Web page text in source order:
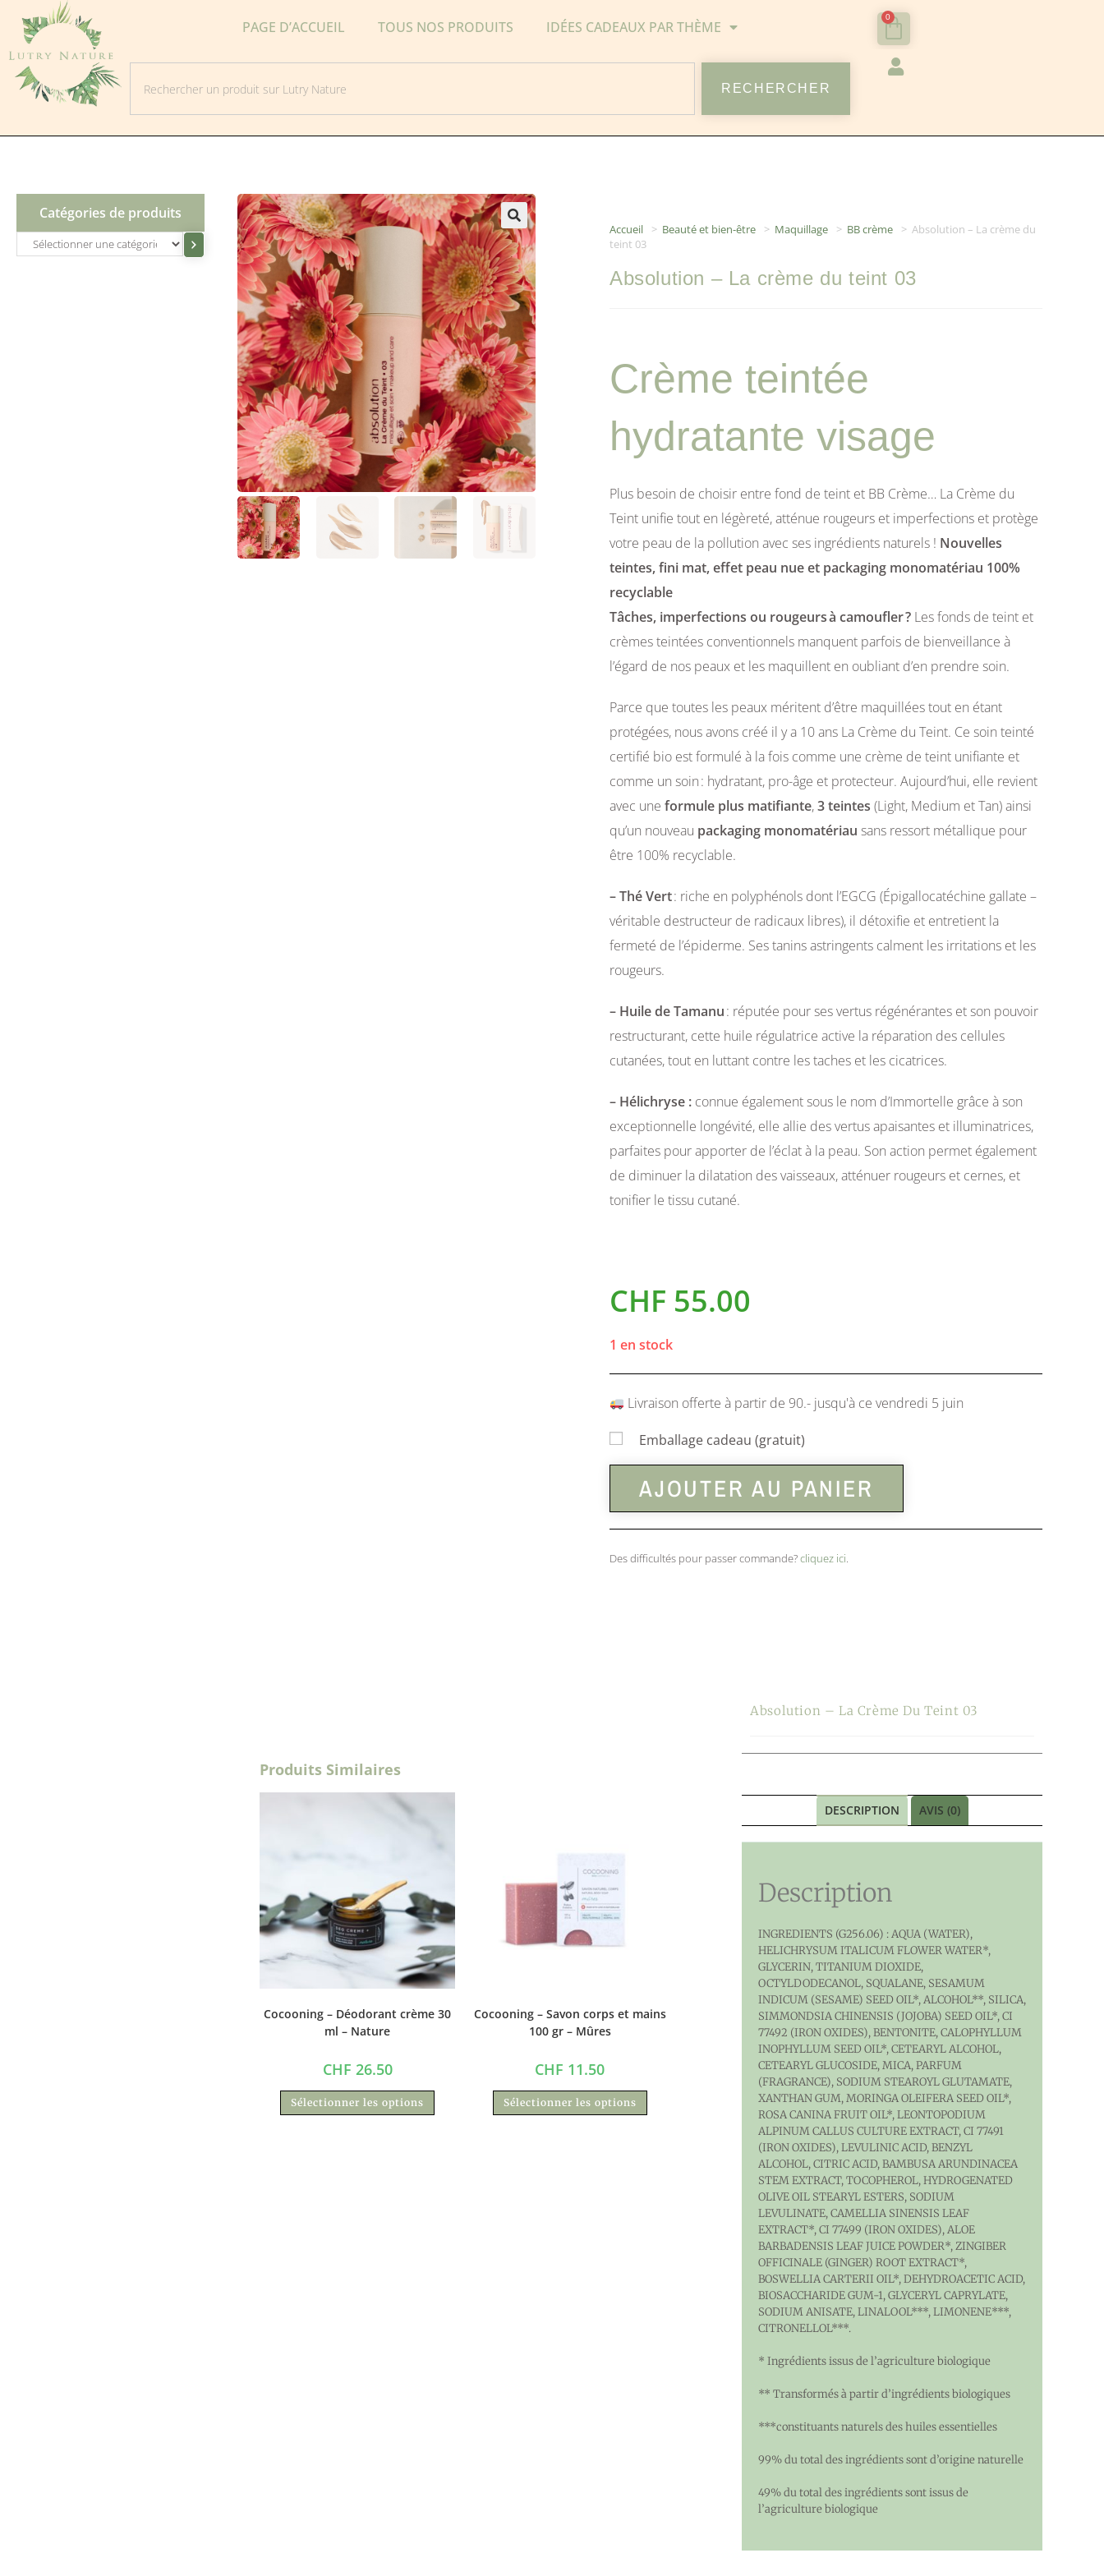
PAGE D’ACCUEIL TOUS NOS PRODUITS IDÉES CADEAUX PAR THÈME
RECHERCHER
0
Catégories de produits
Accueil > Beauté et bien-être > Maquillage > BB crème > Absolution – La crème du
teint 03
Absolution – La crème du teint 03
Crème teintée
hydratante visage
Plus besoin de choisir entre fond de teint et BB Crème… La Crème du
Teint unifie tout en légèreté, atténue rougeurs et imperfections et protège
votre peau de la pollution avec ses ingrédients naturels ! Nouvelles
teintes, fini mat, effet peau nue et packaging monomatériau 100%
recyclable
Tâches, imperfections ou rougeurs à camoufler ?Les fonds de teint et
crèmes teintées conventionnels manquent parfois de bienveillance à
l’égard de nos peaux et les maquillent en oubliant d’en prendre soin.
Parce que toutes les peaux méritent d’être maquillées tout en étant
protégées, nous avons créé il y a 10 ans La Crème du Teint. Ce soin teinté
certifié bio est formulé à la fois comme une crème de teint unifiante et
comme un soin : hydratant, pro-âge et protecteur. Aujourd’hui, elle revient
avec une formule plus matifiante,3 teintes (Light, Medium et Tan) ainsi
qu’un nouveau packaging monomatériau sans ressort métallique pour
être 100% recyclable.
– Thé Vert: riche en polyphénols dont l’EGCG (Épigallocatéchine gallate –
véritable destructeur de radicaux libres), il détoxifie et entretient la
fermeté de l’épiderme. Ses tanins astringents calment les irritations et les
rougeurs.
– Huile de Tamanu: réputée pour ses vertus régénérantes et son pouvoir
restructurant, cette huile régulatrice active la réparation des cellules
cutanées, tout en luttant contre les taches et les cicatrices.
– Hélichryse : connue également sous le nom d’Immortelle grâce à son
exceptionnelle longévité, elle allie des vertus apaisantes et illuminatrices,
parfaites pour apporter de l’éclat à la peau. Son action permet également
de diminuer la dilatation des vaisseaux, atténuer rougeurs et cernes, et
tonifier le tissu cutané.
CHF 55.00
1 en stock
Livraison offerte à partir de 90.- jusqu'à ce vendredi 5 juin
Emballage cadeau (gratuit)
AJOUTER AU PANIER
Des difficultés pour passer commande?cliquez ici.
Produits Similaires
Cocooning – Déodorant crème 30
ml – Nature
CHF 26.50
Sélectionner les options
Cocooning – Savon corps et mains
100 gr – Mûres
CHF 11.50
Sélectionner les options
Absolution – La Crème Du Teint 03
DESCRIPTION AVIS (0)
Description
INGREDIENTS (G256.06) : AQUA (WATER),
HELICHRYSUM ITALICUM FLOWER WATER*,
GLYCERIN, TITANIUM DIOXIDE,
OCTYLDODECANOL, SQUALANE, SESAMUM
INDICUM (SESAME) SEED OIL*, ALCOHOL**, SILICA,
SIMMONDSIA CHINENSIS (JOJOBA) SEED OIL*, CI
77492 (IRON OXIDES), BENTONITE, CALOPHYLLUM
INOPHYLLUM SEED OIL*, CETEARYL ALCOHOL,
CETEARYL GLUCOSIDE, MICA, PARFUM
(FRAGRANCE), SODIUM STEAROYL GLUTAMATE,
XANTHAN GUM, MORINGA OLEIFERA SEED OIL*,
ROSA CANINA FRUIT OIL*, LEONTOPODIUM
ALPINUM CALLUS CULTURE EXTRACT, CI 77491
(IRON OXIDES), LEVULINIC ACID, BENZYL
ALCOHOL, CITRIC ACID, BAMBUSA ARUNDINACEA
STEM EXTRACT, TOCOPHEROL, HYDROGENATED
OLIVE OIL STEARYL ESTERS, SODIUM
LEVULINATE, CAMELLIA SINENSIS LEAF
EXTRACT*, CI 77499 (IRON OXIDES), ALOE
BARBADENSIS LEAF JUICE POWDER*, ZINGIBER
OFFICINALE (GINGER) ROOT EXTRACT*,
BOSWELLIA CARTERII OIL*, DEHYDROACETIC ACID,
BIOSACCHARIDE GUM-1, GLYCERYL CAPRYLATE,
SODIUM ANISATE, LINALOOL***, LIMONENE***,
CITRONELLOL***.
* Ingrédients issus de l’agriculture biologique
** Transformés à partir d’ingrédients biologiques
***constituants naturels des huiles essentielles
99% du total des ingrédients sont d’origine naturelle
49% du total des ingrédients sont issus de
l’agriculture biologique